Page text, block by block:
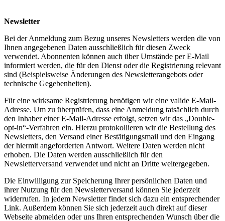
Newsletter
Bei der Anmeldung zum Bezug unseres Newsletters werden die von
Ihnen angegebenen Daten ausschließlich für diesen Zweck
verwendet. Abonnenten können auch über Umstände per E-Mail
informiert werden, die für den Dienst oder die Registrierung relevant
sind (Beispielsweise Änderungen des Newsletterangebots oder
technische Gegebenheiten).
Für eine wirksame Registrierung benötigen wir eine valide E-Mail-
Adresse. Um zu überprüfen, dass eine Anmeldung tatsächlich durch
den Inhaber einer E-Mail-Adresse erfolgt, setzen wir das „Double-
opt-in“-Verfahren ein. Hierzu protokollieren wir die Bestellung des
Newsletters, den Versand einer Bestätigungsmail und den Eingang
der hiermit angeforderten Antwort. Weitere Daten werden nicht
erhoben. Die Daten werden ausschließlich für den
Newsletterversand verwendet und nicht an Dritte weitergegeben.
Die Einwilligung zur Speicherung Ihrer persönlichen Daten und
ihrer Nutzung für den Newsletterversand können Sie jederzeit
widerrufen. In jedem Newsletter findet sich dazu ein entsprechender
Link. Außerdem können Sie sich jederzeit auch direkt auf dieser
Webseite abmelden oder uns Ihren entsprechenden Wunsch über die